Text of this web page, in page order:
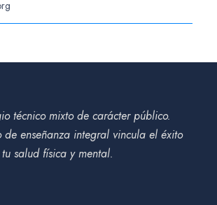
técnico mixto de carácter público.
de enseñanza integral vincula el éxito
salud física y mental.